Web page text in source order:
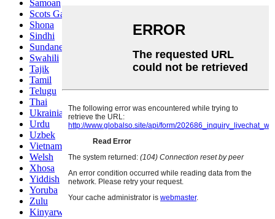
Samoan
Scots Gaelic
Shona
Sindhi
Sundanese
Swahili
Tajik
Tamil
Telugu
Thai
Ukrainian
Urdu
Uzbek
Vietnamese
Welsh
Xhosa
Yiddish
Yoruba
Zulu
Kinyarwanda